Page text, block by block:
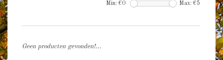
Min: €0 Max: €5
Geen producten gevonden!...